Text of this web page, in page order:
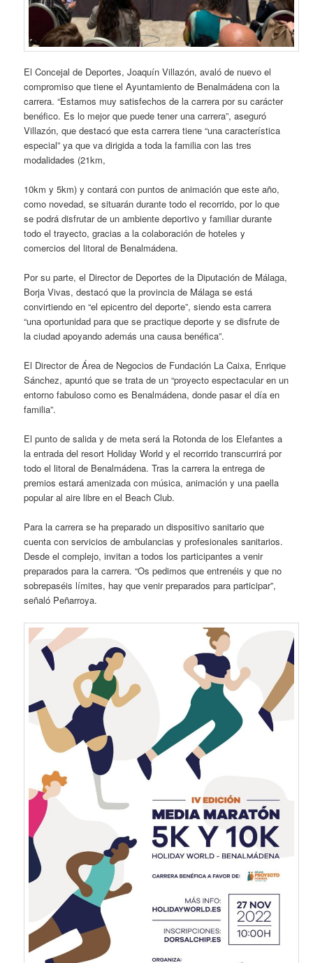
El Concejal de Deportes, Joaquín Villazón, avaló de nuevo el
compromiso que tiene el Ayuntamiento de Benalmádena con la
carrera. “Estamos muy satisfechos de la carrera por su carácter
benéfico. Es lo mejor que puede tener una carrera”, aseguró
Villazón, que destacó que esta carrera tiene “una característica
especial” ya que va dirigida a toda la familia con las tres
modalidades (21km,
10km y 5km) y contará con puntos de animación que este año,
como novedad, se situarán durante todo el recorrido, por lo que
se podrá disfrutar de un ambiente deportivo y familiar durante
todo el trayecto, gracias a la colaboración de hoteles y
comercios del litoral de Benalmádena.
Por su parte, el Director de Deportes de la Diputación de Málaga,
Borja Vivas, destacó que la provincia de Málaga se está
convirtiendo en “el epicentro del deporte”, siendo esta carrera
“una oportunidad para que se practique deporte y se disfrute de
la ciudad apoyando además una causa benéfica”.
El Director de Área de Negocios de Fundación La Caixa, Enrique
Sánchez, apuntó que se trata de un “proyecto espectacular en un
entorno fabuloso como es Benalmádena, donde pasar el día en
familia”.
El punto de salida y de meta será la Rotonda de los Elefantes a
la entrada del resort Holiday World y el recorrido transcurrirá por
todo el litoral de Benalmádena. Tras la carrera la entrega de
premios estará amenizada con música, animación y una paella
popular al aire libre en el Beach Club.
Para la carrera se ha preparado un dispositivo sanitario que
cuenta con servicios de ambulancias y profesionales sanitarios.
Desde el complejo, invitan a todos los participantes a venir
preparados para la carrera. “Os pedimos que entrenéis y que no
sobrepaséis límites, hay que venir preparados para participar”,
señaló Peñarroya.